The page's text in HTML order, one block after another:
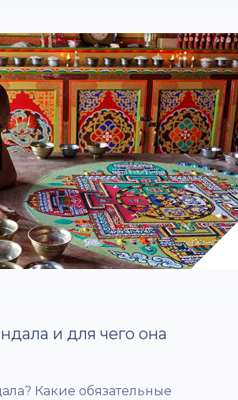
и для чего она
Какие обязательные